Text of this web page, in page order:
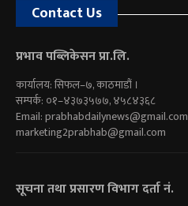
Contact Us
प्रभाव पब्लिकेसन प्रा.लि.
कार्यालय: सिफल–७, काठमाडौं ।
सम्पर्क: ०१–४३७३५७७, ४५८४३६८
Email:prabhabdailynews@gmail.com
marketing2prabhab@gmail.com
सूचना तथा प्रसारण विभाग दर्ता नं.